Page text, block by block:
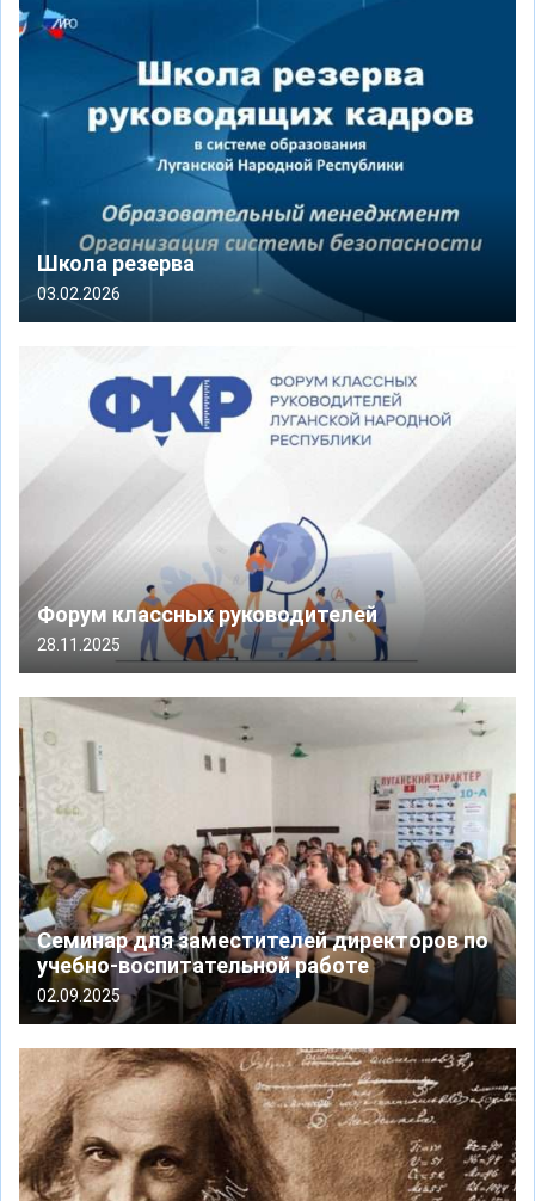
Школа резерва
03.02.2026
Форум классных руководителей
28.11.2025
Семинар для заместителей директоров по
учебно-воспитательной работе
02.09.2025